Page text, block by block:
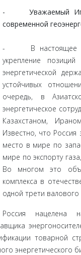
- Уважаемый
современной
- В настоящее
укрепление
энергетической
устойчивых
очередь, в
энергетическое
Казахстаном,
Известно, что
место в мире по
мире по экспорту
Во многом это
комплекса в
одной трети
Россия нацелена
то­варной
энергетиче­ского